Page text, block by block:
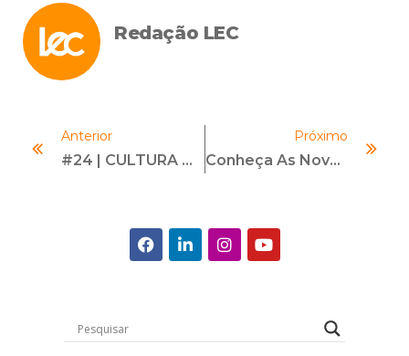
Redação LEC
Anterior
#24 | CULTURA DE INTEGRIDADE | Com Chris Bezerra E Claudio Scatena
Próximo
Conheça As Novas Certificações Da LEC